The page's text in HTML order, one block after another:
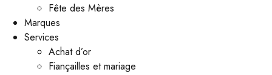
Fête des Mères
Marques
Services
Achat d’or
Fiançailles et mariage